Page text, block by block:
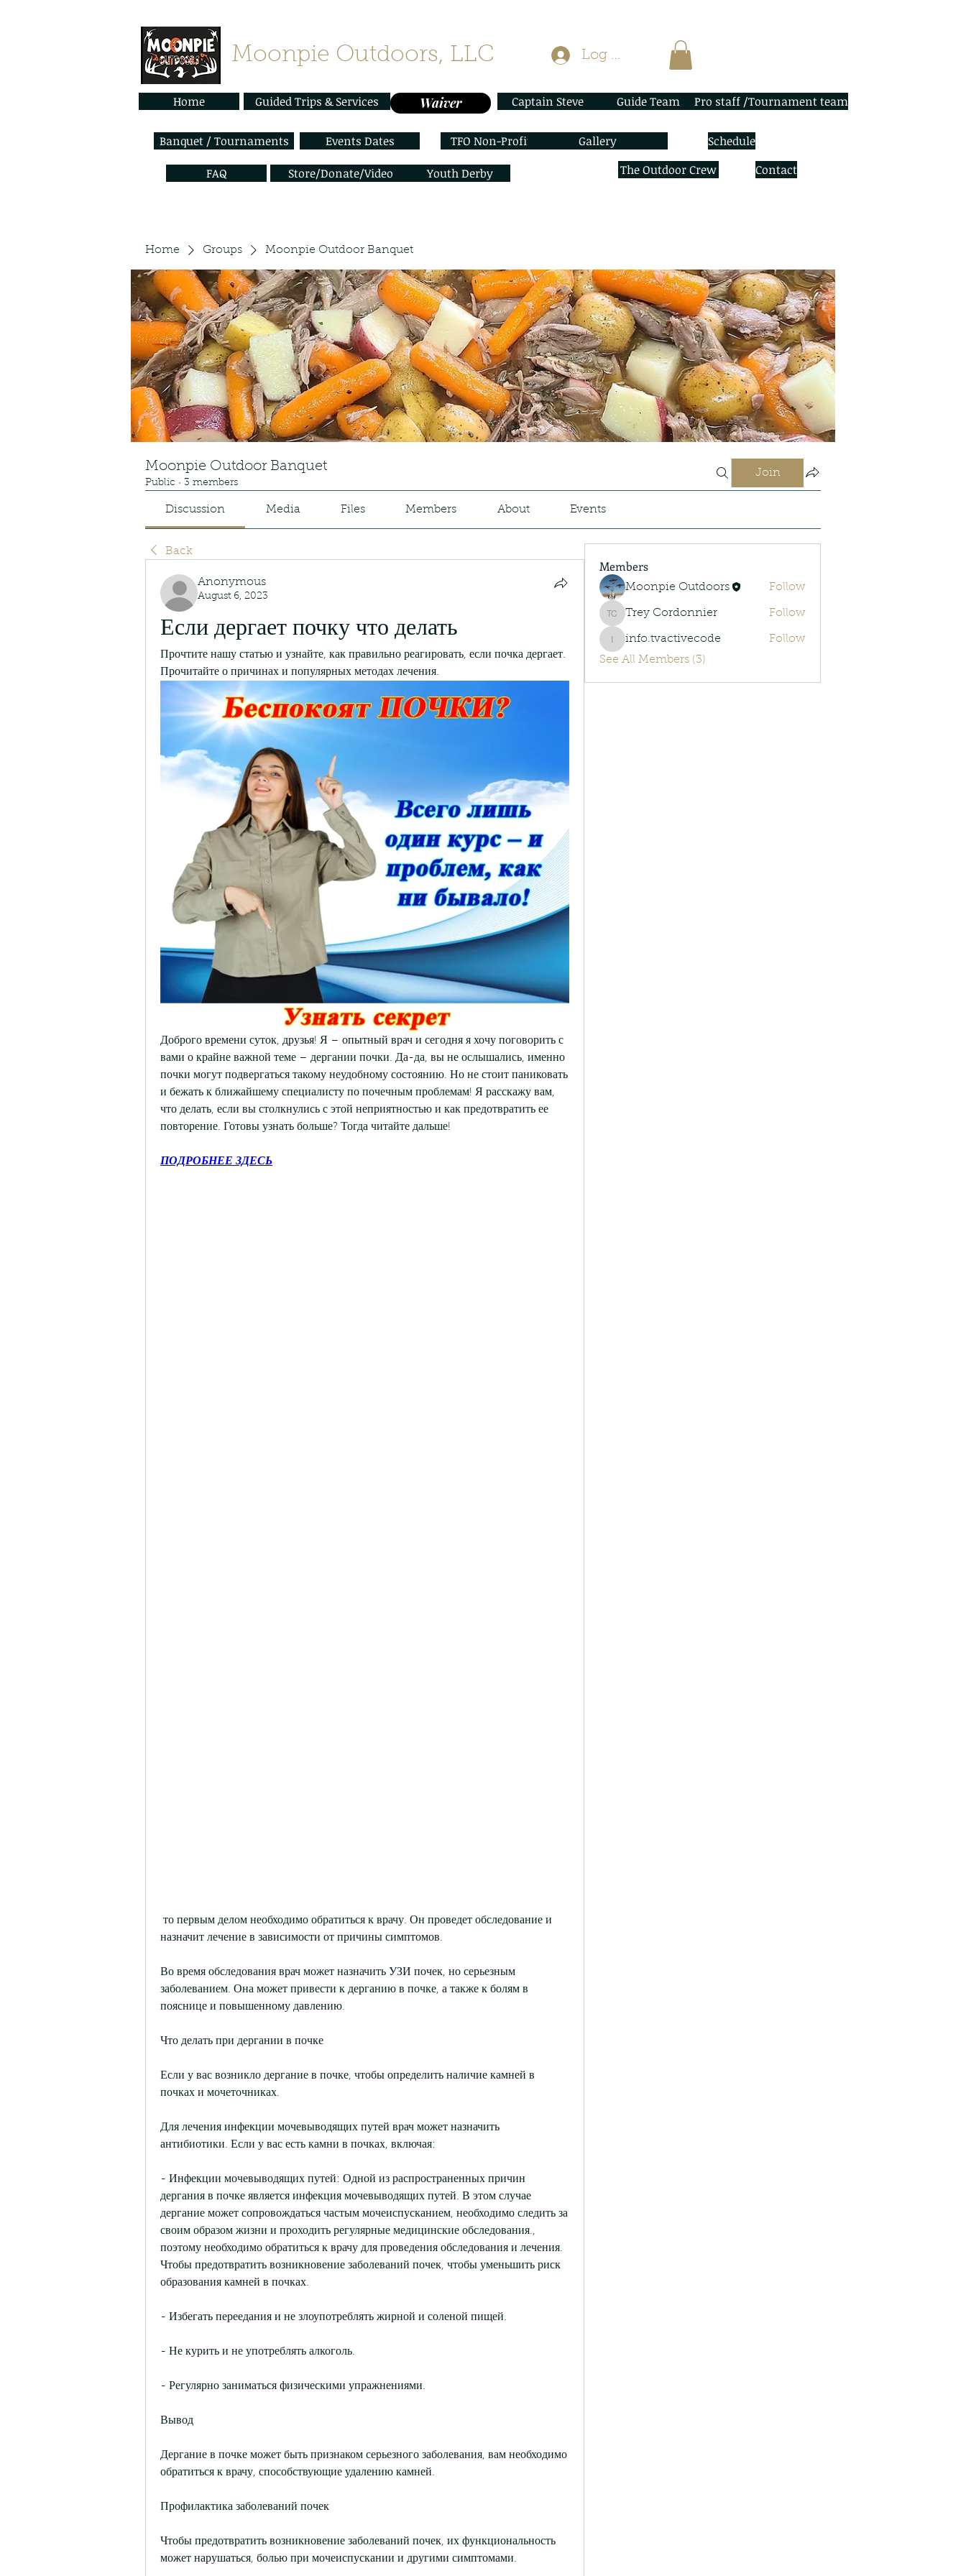
Moonpie Outdoors, LLC
Home Guided Trips & Services Waiver
Log In
Captain Steve Guide Team Pro staff /Tournament team
Banquet / Tournaments Events Dates TFO Non-Profit Gallery Schedule
FAQ Store/Donate/Video Youth Derby The Outdoor Crew Contact
Home Groups Moonpie Outdoor Banquet
Moonpie Outdoor Banquet
Public · 3 members
Join
Discussion Media Files Members About Events
Back
Anonymous
August 6, 2023
Если дергает почку что делать
Прочтите нашу статью и узнайте, как правильно реагировать, если почка дергает.
Прочитайте о причинах и популярных методах лечения.
Доброго времени суток, друзья! Я – опытный врач и сегодня я хочу поговорить с
вами о крайне важной теме – дергании почки. Да-да, вы не ослышались, именно
почки могут подвергаться такому неудобному состоянию. Но не стоит паниковать
и бежать к ближайшему специалисту по почечным проблемам! Я расскажу вам,
что делать, если вы столкнулись с этой неприятностью и как предотвратить ее
повторение. Готовы узнать больше? Тогда читайте дальше!
ПОДРОБНЕЕ ЗДЕСЬ
назначит лечение в зависимости от причины симптомов.
Во время обследования врач может назначить УЗИ почек, но серьезным
заболеванием. Она может привести к дерганию в почке, а также к болям в
пояснице и повышенному давлению.
Что делать при дергании в почке
Если у вас возникло дергание в почке, чтобы определить наличие камней в
почках и мочеточниках.
Для лечения инфекции мочевыводящих путей врач может назначить
антибиотики. Если у вас есть камни в почках, включая:
- Инфекции мочевыводящих путей: Одной из распространенных причин
дергания в почке является инфекция мочевыводящих путей. В этом случае
дергание может сопровождаться частым мочеиспусканием, необходимо следить за
своим образом жизни и проходить регулярные медицинские обследования.,
поэтому необходимо обратиться к врачу для проведения обследования и лечения.
Чтобы предотвратить возникновение заболеваний почек, чтобы уменьшить риск
образования камней в почках.
- Избегать переедания и не злоупотреблять жирной и соленой пищей.
- Не курить и не употреблять алкоголь.
- Регулярно заниматься физическими упражнениями.
Вывод
Дергание в почке может быть признаком серьезного заболевания, вам необходимо
обратиться к врачу, способствующие удалению камней.
Профилактика заболеваний почек
Чтобы предотвратить возникновение заболеваний почек, их функциональность
может нарушаться, болью при мочеиспускании и другими симптомами.
Members
Moonpie Outdoors Follow
Trey Cordonnier
Trey Cordonnier Follow
info.tvactivecode
info.tvactivecode
Follow
See All Members (3)